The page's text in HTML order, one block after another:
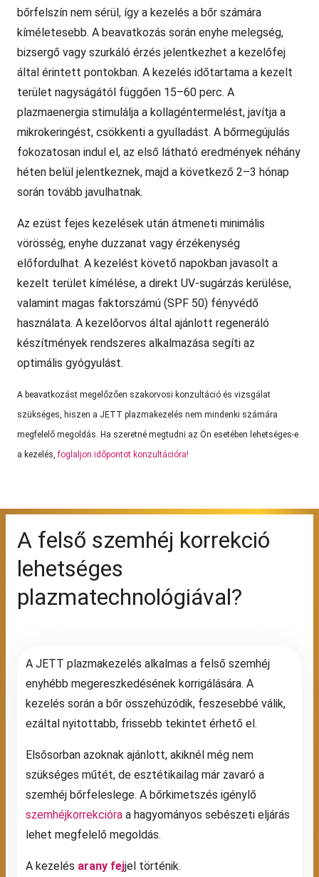
bőrfelszín nem sérül, így a kezelés a bőr számára
kíméletesebb. A beavatkozás során enyhe melegség,
bizsergő vagy szurkáló érzés jelentkezhet a kezelőfej
által érintett pontokban. A kezelés időtartama a kezelt
terület nagyságától függően 15–60 perc. A
plazmaenergia stimulálja a kollagéntermelést, javítja a
mikrokeringést, csökkenti a gyulladást. A bőrmegújulás
fokozatosan indul el, az első látható eredmények néhány
héten belül jelentkeznek, majd a következő 2–3 hónap
során tovább javulhatnak.
Az ezüst fejes kezelések után átmeneti minimális
vörösség, enyhe duzzanat vagy érzékenység
előfordulhat. A kezelést követő napokban javasolt a
kezelt terület kímélése, a direkt UV-sugárzás kerülése,
valamint magas faktorszámú (SPF 50) fényvédő
használata. A kezelőorvos által ajánlott regeneráló
készítmények rendszeres alkalmazása segíti az
optimális gyógyulást.
A beavatkozást megelőzően szakorvosi konzultáció és vizsgálat
szükséges, hiszen a JETT plazmakezelés nem mindenki számára
megfelelő megoldás. Ha szeretné megtudni az Ön esetében lehetséges-e
a kezelés,foglaljon időpontot konzultációra!
A felső szemhéj korrekció
lehetséges
plazmatechnológiával?
A JETT plazmakezelés alkalmas a felső szemhéj
enyhébb megereszkedésének korrigálására. A
kezelés során a bőr összehúzódik, feszesebbé válik,
ezáltal nyitottabb, frissebb tekintet érhető el.
Elsősorban azoknak ajánlott, akiknél még nem
szükséges műtét, de esztétikailag már zavaró a
szemhéj bőrfeleslege. A bőrkimetszés igénylő
szemhéjkorrekcióra a hagyományos sebészeti eljárás
lehet megfelelő megoldás.
A kezelés arany fejjel történik.